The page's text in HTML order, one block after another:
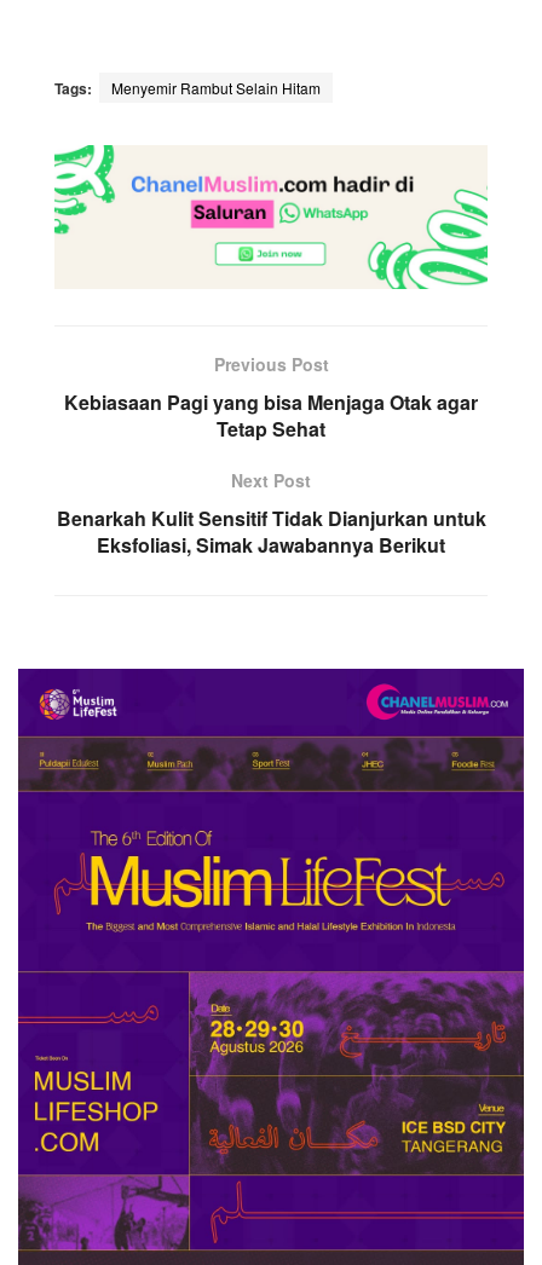
Tags: Menyemir Rambut Selain Hitam
Previous Post
Kebiasaan Pagi yang bisa Menjaga Otak agar
Tetap Sehat
Next Post
Benarkah Kulit Sensitif Tidak Dianjurkan untuk
Eksfoliasi, Simak Jawabannya Berikut